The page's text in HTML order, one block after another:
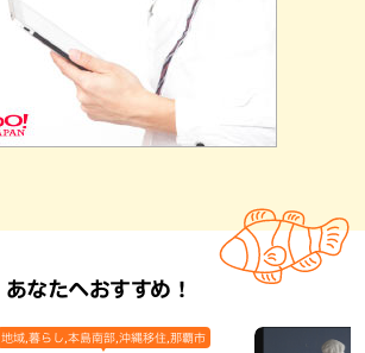
あなたへおすすめ！
地域,暮らし,本島南部,沖縄移住,那覇市